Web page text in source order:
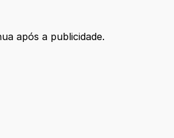
após a publicidade.